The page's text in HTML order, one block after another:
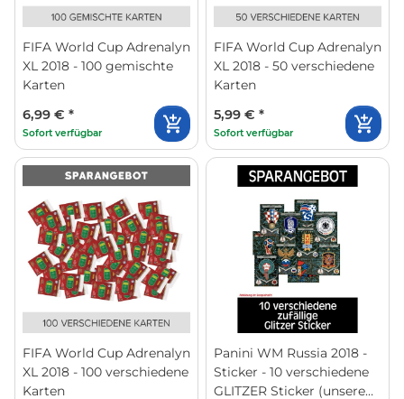
FIFA World Cup Adrenalyn
XL 2018 - 100 gemischte
Karten
6,99 € *
Sofort verfügbar
FIFA World Cup Adrenalyn
XL 2018 - 50 verschiedene
Karten
5,99 € *
Sofort verfügbar
FIFA World Cup Adrenalyn
XL 2018 - 100 verschiedene
Karten
Panini WM Russia 2018 -
Sticker - 10 verschiedene
GLITZER Sticker (unsere